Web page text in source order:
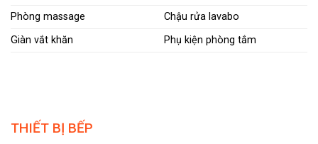
Phòng massage
Chậu rửa lavabo
Giàn vắt khăn
Phụ kiện phòng tắm
THIẾT BỊ BẾP